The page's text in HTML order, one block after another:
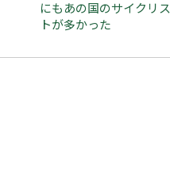
にもあの国のサイクリス
トが多かった